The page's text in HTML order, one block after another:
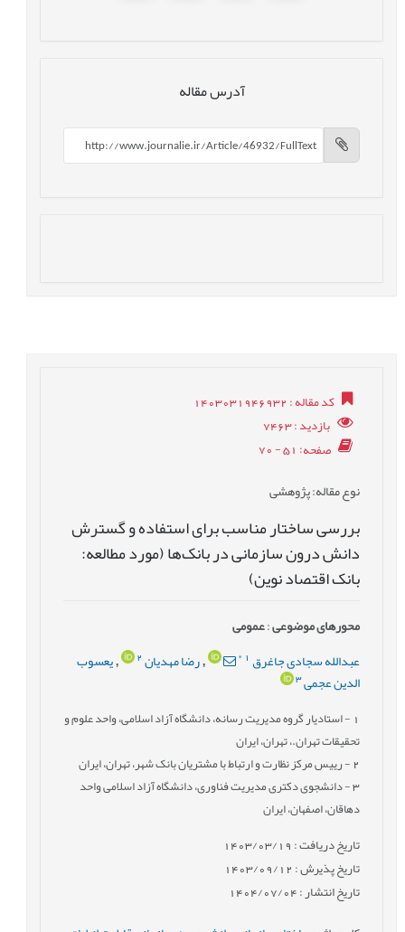
آدرس مقاله
کد مقاله: 1403031946932
بازدید: 7463
صفحه: 51 - 70
نوع مقاله: پژوهشی
بررسی ساختار مناسب برای استفاده و گسترش
دانش درون سازمانی در بانک‌ها (مورد مطالعه:
بانک اقتصاد نوین)
محورهای موضوعی:عمومى
عبدالله سجادی جاغرق *
,رضا مهدیان 2
,یعسوب
الدین عجمی 3
- استادیار گروه مدیریت رسانه، دانشگاه آزاد اسلامی، واحد علوم و
تحقیقات تهران.، تهران، ایران
2- رییس مرکز نظارت و ارتباط با مشتریان بانک شهر، تهران، ایران
3- دانشجوی دکتری مدیریت فناوری، دانشگاه آزاد اسلامی واحد
دهاقان، اصفهان، ایران
تاریخ دریافت : 1403/03/19
تاریخ پذیرش : 1403/09/12
تاریخ انتشار : 1404/07/04